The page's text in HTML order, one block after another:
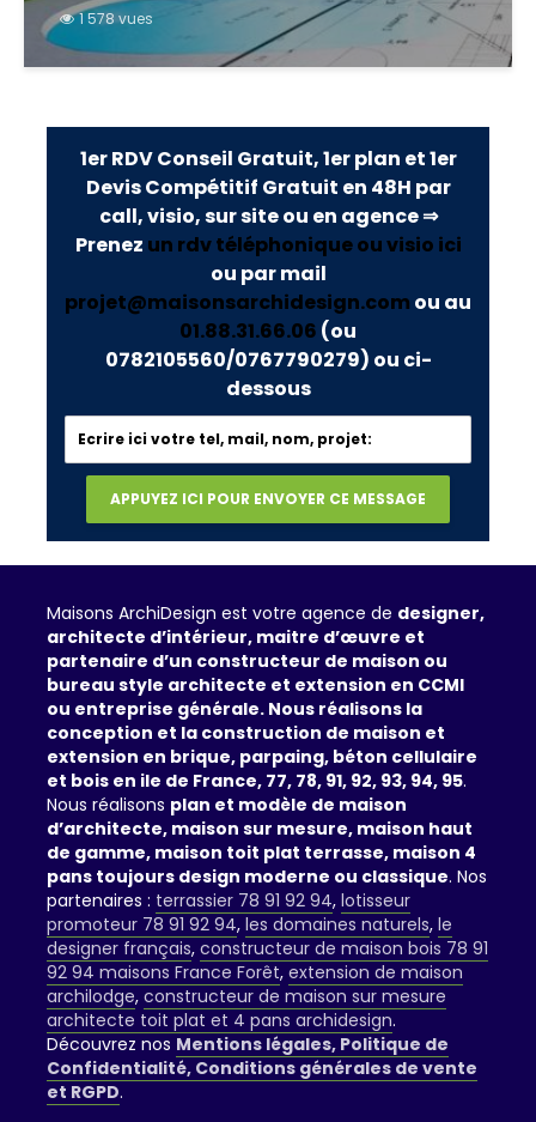
1 578 vues
1er RDV Conseil Gratuit, 1er plan et 1er
Devis Compétitif Gratuit en 48H par
call, visio, sur site ou en agence ⇒
Prenez un rdv téléphonique ou visio ici
ou par mail
projet@maisonsarchidesign.com ou au
01.88.31.66.06 (ou
0782105560/0767790279) ou ci-
dessous
Maisons ArchiDesign est votre agence de designer,
architecte d’intérieur, maitre d’œuvre et
partenaire d’un constructeur de maison ou
bureau style architecte et extension en CCMI
ou entreprise générale. Nous réalisons la
conception et la construction de maison et
extension en brique, parpaing, béton cellulaire
et bois en ile de France, 77, 78, 91, 92, 93, 94, 95.
Nous réalisons plan et modèle de maison
d’architecte, maison sur mesure, maison haut
de gamme, maison toit plat terrasse, maison 4
pans toujours design moderne ou classique. Nos
partenaires : terrassier 78 91 92 94, lotisseur
promoteur 78 91 92 94, les domaines naturels, le
designer français, constructeur de maison bois 78 91
92 94 maisons France Forêt, extension de maison
archilodge, constructeur de maison sur mesure
architecte toit plat et 4 pans archidesign.
Découvrez nos Mentions légales, Politique de
Confidentialité, Conditions générales de vente
et RGPD.